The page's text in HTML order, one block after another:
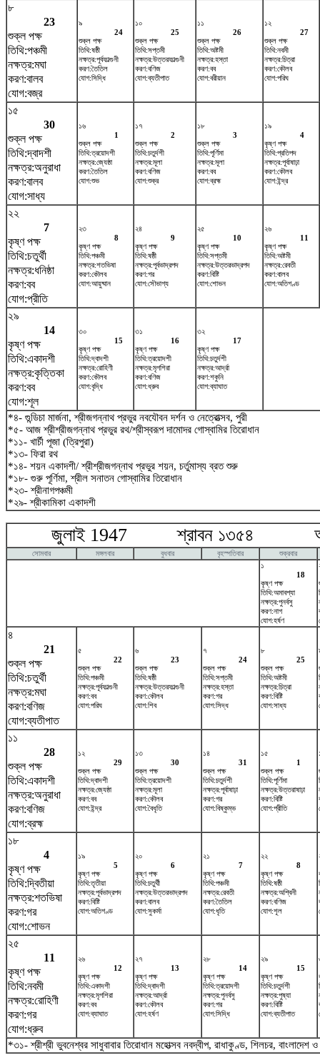
৮
23
শুক্ল পক্ষ
তিথি:পঞ্চমী
নক্ষত্র:মঘা
করণ:বালব
যোগ:বজ্র
৯
24
শুক্ল পক্ষ
তিথি:ষষ্ঠী
নক্ষত্র:পূর্বফাল্গুনী
করণ:তৈতিল
যোগ:সিদ্ধি
১০
25
শুক্ল পক্ষ
তিথি:সপ্তমী
নক্ষত্র:উত্তরফাল্গুনী
করণ:বণিজ
যোগ:ব্যতীপাত
১১
26
শুক্ল পক্ষ
তিথি:অষ্টমী
নক্ষত্র:হস্তা
করণ:বব
যোগ:বরীয়ান
১২
27
শুক্ল পক্ষ
তিথি:নবমী
নক্ষত্র:চিত্রা
করণ:কৌলব
যোগ:পরিঘ
১৫
30
শুক্ল পক্ষ
তিথি:দ্বাদশী
নক্ষত্র:অনুরাধা
করণ:বালব
যোগ:সাধ্য
১৬
1
শুক্ল পক্ষ
তিথি:ত্রয়োদশী
নক্ষত্র:জ্যেষ্ঠা
করণ:তৈতিল
যোগ:শুভ
১৭
2
শুক্ল পক্ষ
তিথি:চতুর্দশী
নক্ষত্র:মূলা
করণ:বণিজ
যোগ:শুক্র
১৮
3
শুক্ল পক্ষ
তিথি:পূর্ণিমা
নক্ষত্র:মূলা
করণ:বব
যোগ:ব্রহ্ম
১৯
4
কৃষ্ণ পক্ষ
তিথি:প্রতিপদ
নক্ষত্র:পূর্বাষাঢ়া
করণ:কৌলব
যোগ:ইন্দ্র
২২
7
কৃষ্ণ পক্ষ
তিথি:চতুর্থী
নক্ষত্র:ধনিষ্ঠা
করণ:বব
যোগ:প্রীতি
২৩
8
কৃষ্ণ পক্ষ
তিথি:পঞ্চমী
নক্ষত্র:শতভিষ‌া
করণ:কৌলব
যোগ:আয়ুষ্মান
২৪
9
কৃষ্ণ পক্ষ
তিথি:ষষ্ঠী
নক্ষত্র:পূর্বভাদ্রপদ
করণ:গর
যোগ:সৌভাগ্য
২৫
10
কৃষ্ণ পক্ষ
তিথি:সপ্তমী
নক্ষত্র:উত্তরভাদ্রপদ
করণ:বিষ্টি
যোগ:শোভন
২৬
11
কৃষ্ণ পক্ষ
তিথি:অষ্টমী
নক্ষত্র:রেবতী
করণ:বালব
যোগ:অতিগণ্ড
২৯
14
কৃষ্ণ পক্ষ
তিথি:একাদশী
নক্ষত্র:কৃত্তিকা
করণ:বব
যোগ:শূল
৩০
15
কৃষ্ণ পক্ষ
তিথি:দ্বাদশী
নক্ষত্র:রোহিণী
করণ:কৌলব
যোগ:বৃদ্ধি
৩১
16
কৃষ্ণ পক্ষ
তিথি:ত্রয়োদশী
নক্ষত্র:মৃগশিরা
করণ:বণিজ
যোগ:ধ্রুব
৩২
17
কৃষ্ণ পক্ষ
তিথি:চতুর্দশী
নক্ষত্র:আর্দ্রা
করণ:শকুনি
যোগ:ব্যাঘাত
*৪- গুন্ডিচা মার্জনা, শ্রীজগন্নাথ প্রভুর নবযৌবন দর্শন ও নেত্রোত্সব, পুরী
*৫- আজ শ্রীশ্রীজগন্নাথ প্রভুর রথ/শ্রীস্বরূপ দামোদর গোস্বামির তিরোধান
*১১- খার্চী পূজা (ত্রিপুরা)
*১৩- ফিরা রথ
*১৪- শয়ন একাদশী/ শ্রীশ্রীজগন্নাথ প্রভুর শয়ন, চর্তুমাস্য ব্রত শুরু
*১৮- গুরু পূর্ণিমা, শ্রীল সনাতন গোস্বামির তিরোধান
*২৩- শ্রীনাগপঞ্চমী
*২৯- শ্রীকামিকা একাদশী
জুলাই 1947 শ্রাবন ১৩৫৪
সোমবার মঙ্গলবার বুধবার বৃহস্পতিবার
শুক্রবার
১
18
কৃষ্ণ পক্ষ
তিথি:অমাবশ্যা
নক্ষত্র:পুনর্বসু
করণ:নাগ
যোগ:হর্ষণ
৪
21
শুক্ল পক্ষ
তিথি:চতুর্থী
নক্ষত্র:মঘা
করণ:বণিজ
যোগ:ব্যতীপাত
৫
22
শুক্ল পক্ষ
তিথি:পঞ্চমী
নক্ষত্র:পূর্বফাল্গুনী
করণ:বব
যোগ:পরিঘ
৬
23
শুক্ল পক্ষ
তিথি:ষষ্ঠী
নক্ষত্র:উত্তরফাল্গুনী
করণ:কৌলব
যোগ:শিব
৭
24
শুক্ল পক্ষ
তিথি:সপ্তমী
নক্ষত্র:হস্তা
করণ:গর
যোগ:সিদ্ধ
৮
25
শুক্ল পক্ষ
তিথি:অষ্টমী
নক্ষত্র:চিত্রা
করণ:বিষ্টি
যোগ:সাধ্য
১১
28
শুক্ল পক্ষ
তিথি:একাদশী
নক্ষত্র:অনুরাধা
করণ:বণিজ
যোগ:ব্রহ্ম
১২
29
শুক্ল পক্ষ
তিথি:দ্বাদশী
নক্ষত্র:জ্যেষ্ঠা
করণ:বব
যোগ:ইন্দ্র
১৩
30
শুক্ল পক্ষ
তিথি:ত্রয়োদশী
নক্ষত্র:মূলা
করণ:কৌলব
যোগ:বৈধৃতি
১৪
31
শুক্ল পক্ষ
তিথি:চতুর্দশী
নক্ষত্র:পূর্বাষাঢ়া
করণ:গর
যোগ:বিষ্কুম্ভ
১৫
1
শুক্ল পক্ষ
তিথি:পূর্ণিমা
নক্ষত্র:উত্তরাষাঢ়া
করণ:বিষ্টি
যোগ:প্রীতি
১৮
4
কৃষ্ণ পক্ষ
তিথি:দ্বিতীয়া
নক্ষত্র:শতভিষ‌া
করণ:গর
যোগ:শোভন
১৯
5
কৃষ্ণ পক্ষ
তিথি:তৃতীয়া
নক্ষত্র:পূর্বভাদ্রপদ
করণ:বিষ্টি
যোগ:অতিগণ্ড
২০
6
কৃষ্ণ পক্ষ
তিথি:চতুর্থী
নক্ষত্র:উত্তরভাদ্রপদ
করণ:বালব
যোগ:সুকর্মা
২১
7
কৃষ্ণ পক্ষ
তিথি:পঞ্চমী
নক্ষত্র:রেবতী
করণ:তৈতিল
যোগ:ধৃতি
২২
8
কৃষ্ণ পক্ষ
তিথি:ষষ্ঠী
নক্ষত্র:অশ্বিনী
করণ:বণিজ
যোগ:শূল
২৫
11
কৃষ্ণ পক্ষ
তিথি:নবমী
নক্ষত্র:রোহিণী
করণ:গর
যোগ:ধ্রুব
২৬
12
কৃষ্ণ পক্ষ
তিথি:একাদশী
নক্ষত্র:মৃগশিরা
করণ:বব
যোগ:ব্যাঘাত
২৭
13
কৃষ্ণ পক্ষ
তিথি:দ্বাদশী
নক্ষত্র:আর্দ্রা
করণ:কৌলব
যোগ:হর্ষণ
২৮
14
কৃষ্ণ পক্ষ
তিথি:ত্রয়োদশী
নক্ষত্র:পুনর্বসু
করণ:গর
যোগ:সিদ্ধি
২৯
15
কৃষ্ণ পক্ষ
তিথি:চতুর্দশী
নক্ষত্র:পুষ্যা
করণ:বিষ্টি
যোগ:ব্যতীপাত
*৩১- শ্রীশ্রী ভুবনেশ্বর সাধুবাবার তিরোধান মহোত্সব নবদ্বীপ, রাধাকুণ্ড, শিলচর, বাংলাদেশ